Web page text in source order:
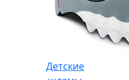
Детские